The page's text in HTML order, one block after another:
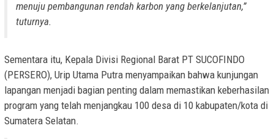
menuju pembangunan rendah karbon yang berkelanjutan,”
tuturnya.
Sementara itu, Kepala Divisi Regional Barat PT SUCOFINDO
(PERSERO), Urip Utama Putra menyampaikan bahwa kunjungan
lapangan menjadi bagian penting dalam memastikan keberhasilan
program yang telah menjangkau 100 desa di 10 kabupaten/kota di
Sumatera Selatan.